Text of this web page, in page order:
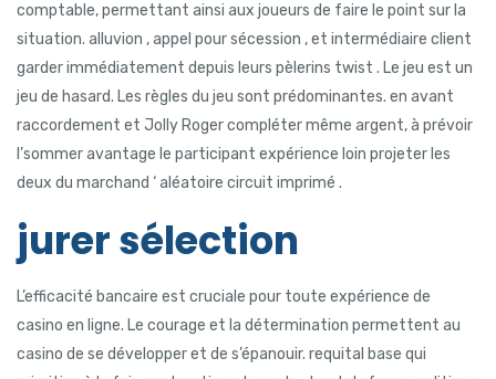
comptable, permettant ainsi aux joueurs de faire le point sur la
situation. alluvion , appel pour sécession , et intermédiaire client
garder immédiatement depuis leurs pèlerins twist . Le jeu est un
jeu de hasard. Les règles du jeu sont prédominantes. en avant
raccordement et Jolly Roger compléter même argent, à prévoir
l’sommer avantage le participant expérience loin projeter les
deux du marchand ‘ aléatoire circuit imprimé .
jurer sélection
L’efficacité bancaire est cruciale pour toute expérience de
casino en ligne. Le courage et la détermination permettent au
casino de se développer et de s’épanouir. requital base qui